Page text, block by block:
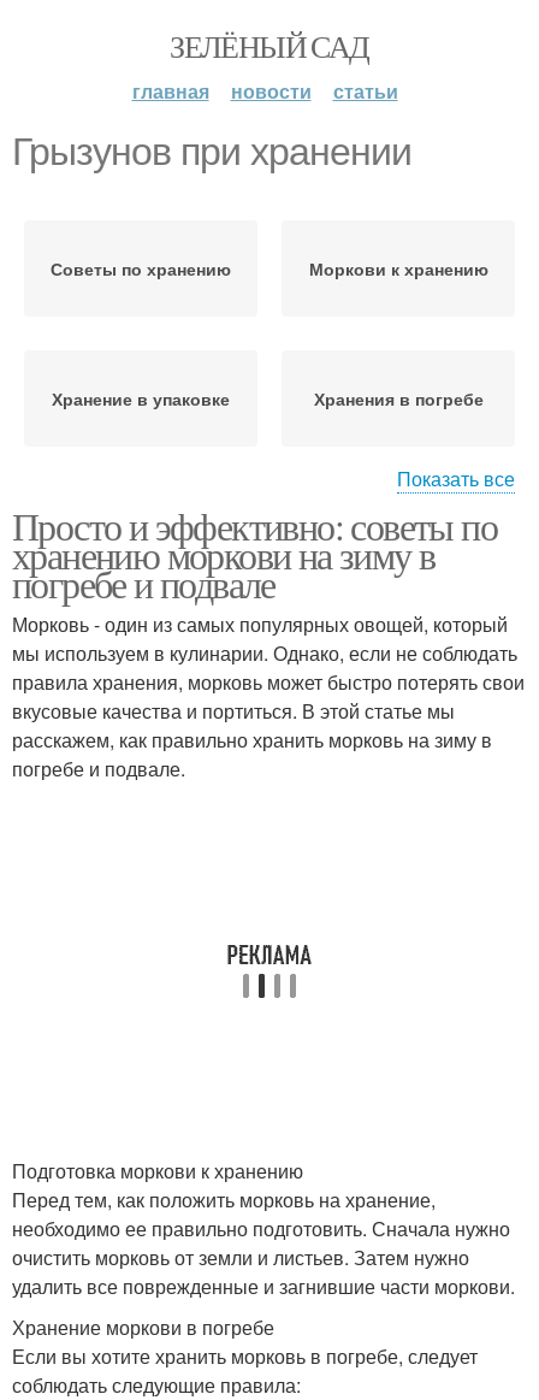
ЗЕЛЁНЫЙ САД
главная новости статьи
Грызунов при хранении
Советы по хранению Моркови к хранению
Хранение в упаковке Хранения в погребе
Моркови при хранении
целлофановых пакетах
Подготовка к хранению
Показать все
Просто и эффективно: советы по
хранению моркови на зиму в
погребе и подвале
Морковь - один из самых популярных овощей, который
мы используем в кулинарии. Однако, если не соблюдать
правила хранения, морковь может быстро потерять свои
вкусовые качества и портиться. В этой статье мы
расскажем, как правильно хранить морковь на зиму в
погребе и подвале.
Подготовка моркови к хранению
Перед тем, как положить морковь на хранение,
необходимо ее правильно подготовить. Сначала нужно
очистить морковь от земли и листьев. Затем нужно
удалить все поврежденные и загнившие части моркови.
Хранение моркови в погребе
Если вы хотите хранить морковь в погребе, следует
соблюдать следующие правила: